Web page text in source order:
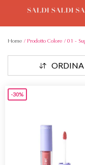
Home / Prodotto Colore / 01 -
ORDINA
-30%